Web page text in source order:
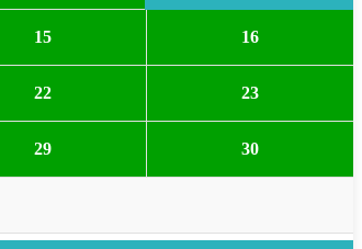
15 16
22 23
29 30